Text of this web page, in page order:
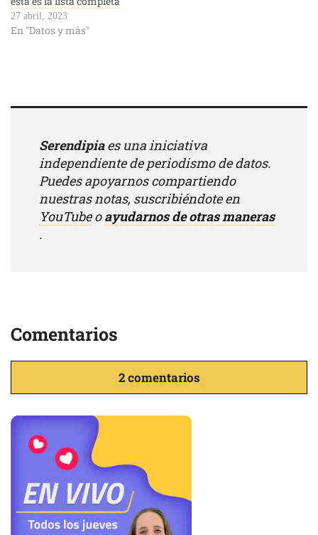
27 abril, 2023
En "Datos y más"
Serendipiaes una iniciativa
independiente de periodismo de datos.
Puedes apoyarnos compartiendo
nuestras notas, suscribiéndote en
YouTubeoayudarnos de otras maneras
.
Comentarios
2 comentarios